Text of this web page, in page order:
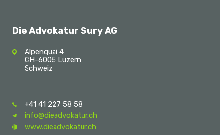
Die Advokatur Sury AG
Alpenquai 4
CH-6005 Luzern
Schweiz
+41 41 227 58 58
info@dieadvokatur.ch
www.dieadvokatur.ch